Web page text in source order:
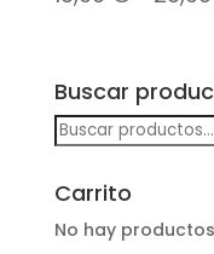
Buscar
Buscar
por:
Carrito
No hay